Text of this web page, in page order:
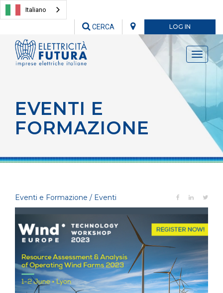
Italiano
LOG IN
CERCA
Toggle
EVENTI E
FORMAZIONE
Eventi e Formazione / Eventi